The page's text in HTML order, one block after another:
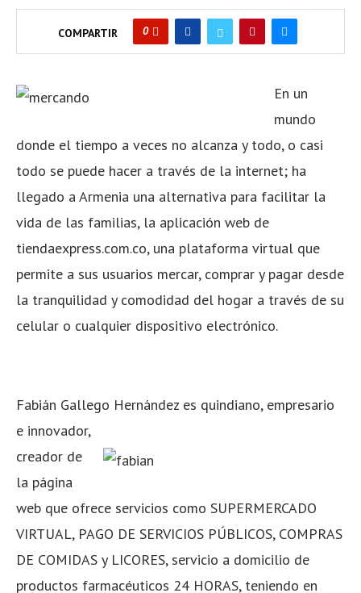
COMPARTIR 0
En un
mundo
donde el tiempo a veces no alcanza y todo, o casi
todo se puede hacer a través de la internet; ha
llegado a Armenia una alternativa para facilitar la
vida de las familias, la aplicación web de
tiendaexpress.com.co, una plataforma virtual que
permite a sus usuarios mercar, comprar y pagar desde
la tranquilidad y comodidad del hogar a través de su
celular o cualquier dispositivo electrónico.
Fabián Gallego Hernández es quindiano, empresario
e innovador,
creador de
la página
web que ofrece servicios como SUPERMERCADO
VIRTUAL, PAGO DE SERVICIOS PÚBLICOS, COMPRAS
DE COMIDAS y LICORES, servicio a domicilio de
productos farmacéuticos 24 HORAS, teniendo en